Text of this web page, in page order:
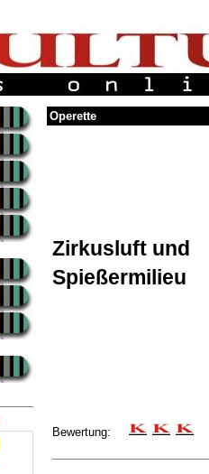
Operette
Zirkusluft und
Spießermilieu
Bewertung: